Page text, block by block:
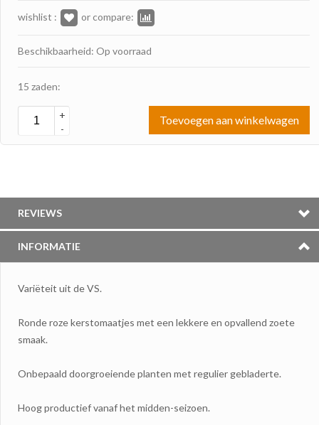
wishlist : or compare:
Beschikbaarheid: Op voorraad
15 zaden:
+
-
Toevoegen aan winkelwagen
REVIEWS
INFORMATIE
Variëteit uit de VS.
Ronde roze kerstomaatjes met een lekkere en opvallend zoete
smaak.
Onbepaald doorgroeiende planten met regulier gebladerte.
Hoog productief vanaf het midden-seizoen.